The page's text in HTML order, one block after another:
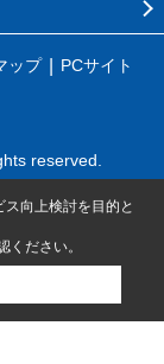
ップ PCサイト
reserved.
向上検討を目的と
ください。